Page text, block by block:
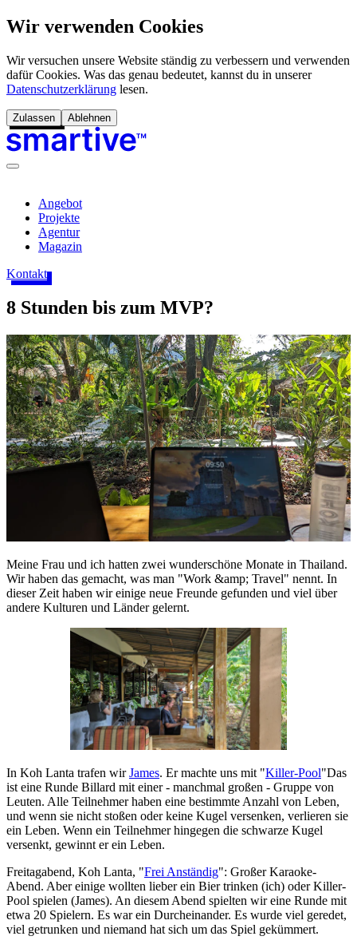
Wir verwenden Cookies
Wir versuchen unsere Website ständig zu verbessern und verwenden
dafür Cookies. Was das genau bedeutet, kannst du in unserer
Datenschutzerklärung lesen.
Zulassen Ablehnen
Angebot
Projekte
Agentur
Magazin
Kontakt
8 Stunden bis zum MVP?
Meine Frau und ich hatten zwei wunderschöne Monate in Thailand.
Wir haben das gemacht, was man "Work &amp; Travel" nennt. In
dieser Zeit haben wir einige neue Freunde gefunden und viel über
andere Kulturen und Länder gelernt.
In Koh Lanta trafen wirJames. Er machte uns mit "Killer-Pool"Das
ist eine Runde Billard mit einer - manchmal großen - Gruppe von
Leuten. Alle Teilnehmer haben eine bestimmte Anzahl von Leben,
und wenn sie nicht stoßen oder keine Kugel versenken, verlieren sie
ein Leben. Wenn ein Teilnehmer hingegen die schwarze Kugel
versenkt, gewinnt er ein Leben.
Freitagabend, Koh Lanta, "Frei Anständig": Großer Karaoke-
Abend. Aber einige wollten lieber ein Bier trinken (ich) oder Killer-
Pool spielen (James). An diesem Abend spielten wir eine Runde mit
etwa 20 Spielern. Es war ein Durcheinander. Es wurde viel geredet,
viel getrunken und niemand hat sich um das Spiel gekümmert.